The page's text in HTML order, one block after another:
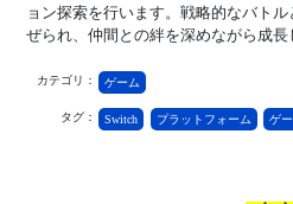
ョン探索を行います。戦略的なバト
ぜられ、仲間との絆を深めながら成長
カテゴリ： ゲーム
タグ： Switch プラットフォーム ゲ